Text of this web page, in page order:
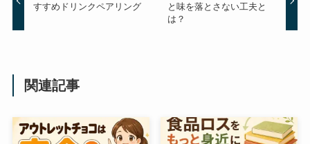
すすめドリンクペアリング
と味を落とさない工夫と
は？
関連記事